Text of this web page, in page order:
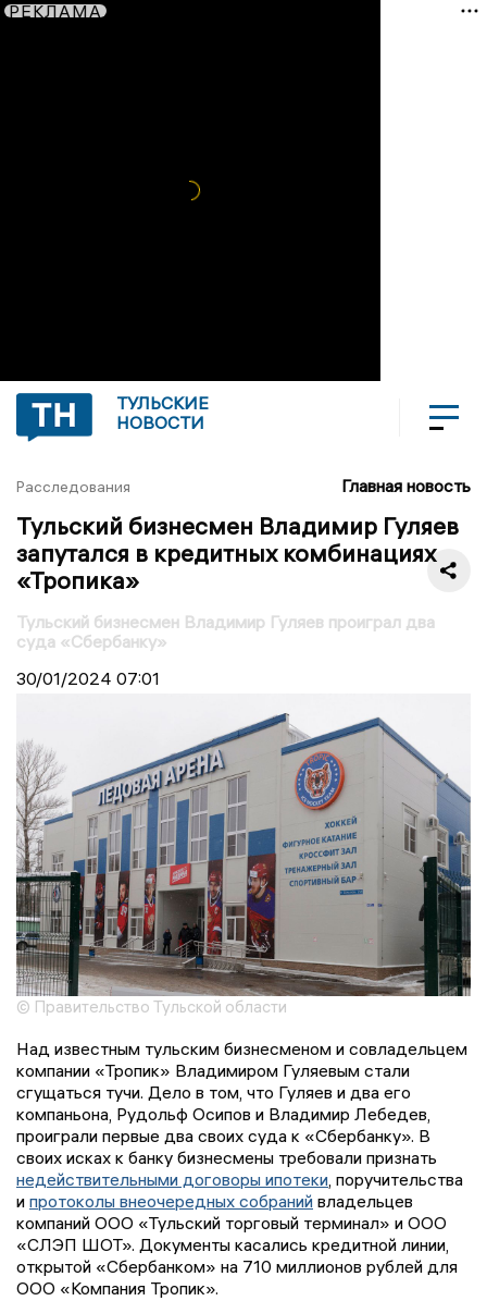
РЕКЛАМА
ТУЛЬСКИЕ
НОВОСТИ
Расследования Главная новость
Тульский бизнесмен Владимир Гуляев
запутался в кредитных комбинациях
«Тропика»
Тульский бизнесмен Владимир Гуляев проиграл два
суда «Сбербанку»
30/01/2024 07:01
© Правительство Тульской области
Над известным тульским бизнесменом и совладельцем
компании «Тропик» Владимиром Гуляевым стали
сгущаться тучи. Дело в том, что Гуляев и два его
компаньона, Рудольф Осипов и Владимир Лебедев,
проиграли первые два своих суда к «Сбербанку». В
своих исках к банку бизнесмены требовали признать
недействительными договоры ипотеки, поручительства
и протоколы внеочередных собраний владельцев
компаний ООО «Тульский торговый терминал» и ООО
«СЛЭП ШОТ». Документы касались кредитной линии,
открытой «Сбербанком» на 710 миллионов рублей для
ООО «Компания Тропик».